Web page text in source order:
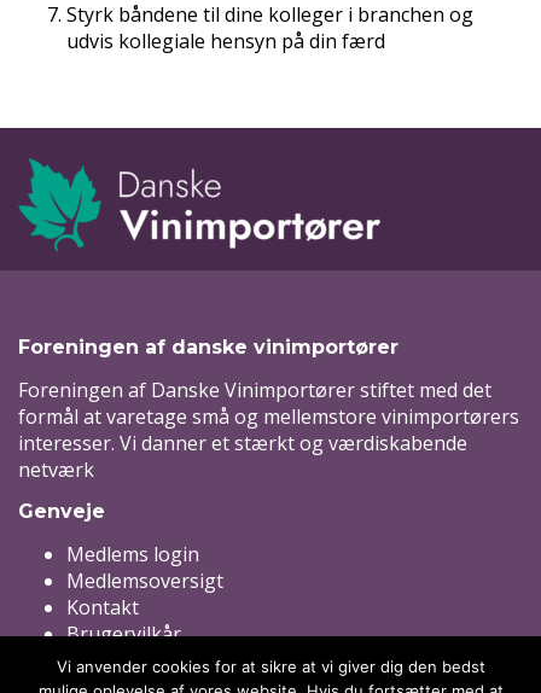
Styrk båndene til dine kolleger i branchen og
udvis kollegiale hensyn på din færd
Foreningen af danske vinimportører
Foreningen af Danske Vinimportører stiftet med det
formål at varetage små og mellemstore vinimportørers
interesser. Vi danner et stærkt og værdiskabende
netværk
Genveje
Medlems login
Medlemsoversigt
Kontakt
Brugervilkår
Persondatapolitik
Ansvarsfraskrivelse
Vi anvender cookies for at sikre at vi giver dig den bedst